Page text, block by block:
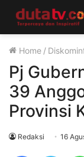
Home /
Pj
39
Provinsi
Redaksi 16